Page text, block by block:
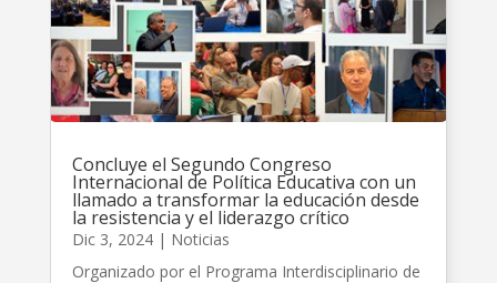
Concluye el Segundo Congreso
Internacional de Política Educativa con un
llamado a transformar la educación desde
la resistencia y el liderazgo crítico
Dic 3, 2024| Noticias
Organizado por el Programa Interdisciplinario de